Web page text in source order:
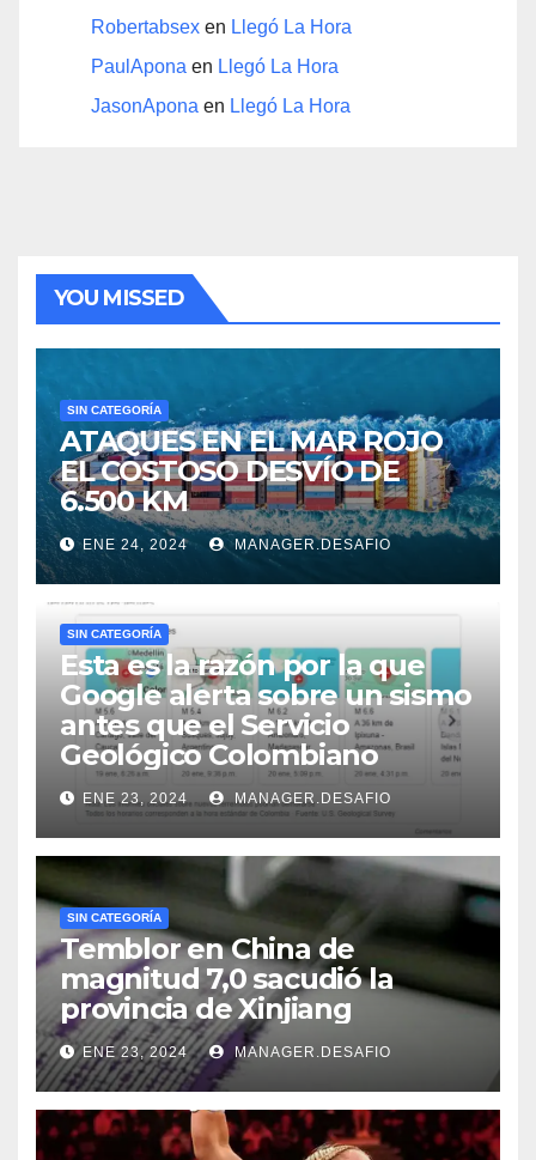
Robertabsex en Llegó La Hora
PaulApona en Llegó La Hora
JasonApona en Llegó La Hora
YOU MISSED
SIN CATEGORÍA
ATAQUES EN EL MAR ROJO
EL COSTOSO DESVÍO DE
6.500 KM
ENE 24, 2024 MANAGER.DESAFIO
SIN CATEGORÍA
Esta es la razón por la que
Google alerta sobre un sismo
antes que el Servicio
Geológico Colombiano
ENE 23, 2024 MANAGER.DESAFIO
SIN CATEGORÍA
Temblor en China de
magnitud 7,0 sacudió la
provincia de Xinjiang
ENE 23, 2024 MANAGER.DESAFIO